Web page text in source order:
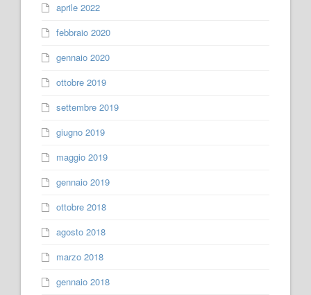
aprile 2022
febbraio 2020
gennaio 2020
ottobre 2019
settembre 2019
giugno 2019
maggio 2019
gennaio 2019
ottobre 2018
agosto 2018
marzo 2018
gennaio 2018